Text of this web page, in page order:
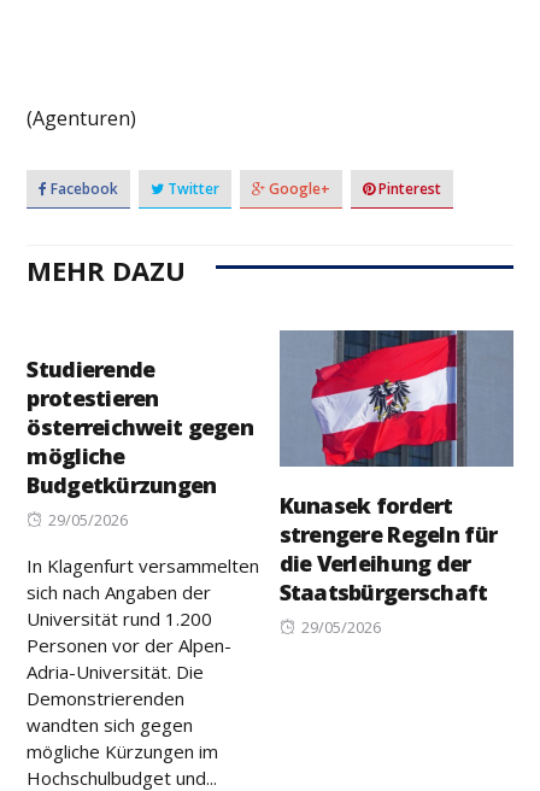
(Agenturen)
Facebook Twitter Google+ Pinterest
MEHR DAZU
Studierende
protestieren
österreichweit gegen
mögliche
Budgetkürzungen
Posted
29/05/2026
In Klagenfurt versammelten
sich nach Angaben der
Universität rund 1.200
Personen vor der Alpen-
Adria-Universität. Die
Demonstrierenden
wandten sich gegen
mögliche Kürzungen im
Hochschulbudget und...
Kunasek fordert
strengere Regeln für
die Verleihung der
Staatsbürgerschaft
Posted
29/05/2026